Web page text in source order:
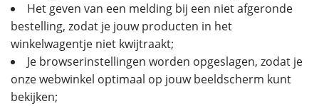
Het geven van een melding bij een niet afgeronde
bestelling, zodat je jouw producten in het
winkelwagentje niet kwijtraakt;
Je browserinstellingen worden opgeslagen, zodat je
onze webwinkel optimaal op jouw beeldscherm kunt
bekijken;